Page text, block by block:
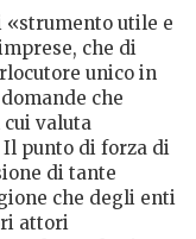
«strumento utile e
che di
unico in
che
cui valuta
punto di forza di
di tante
che degli enti
attori